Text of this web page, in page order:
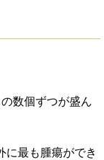
数個ずつが盛ん
に最も腫瘍ができ